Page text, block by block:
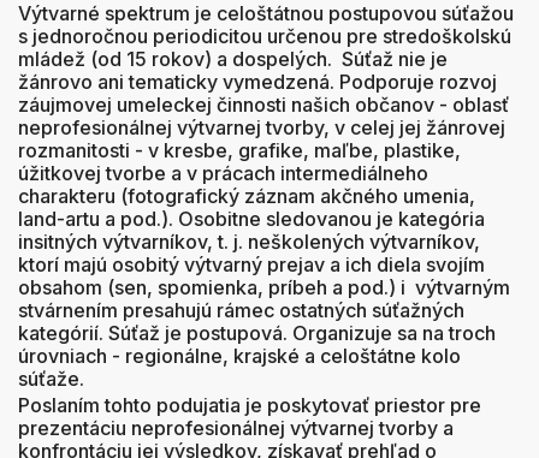
Výtvarné spektrum je celoštátnou postupovou súťažou
s jednoročnou periodicitou určenou pre stredoškolskú
mládež (od 15 rokov) a dospelých. Súťaž nie je
žánrovo ani tematicky vymedzená. Podporuje rozvoj
záujmovej umeleckej činnosti našich občanov - oblasť
neprofesionálnej výtvarnej tvorby, v celej jej žánrovej
rozmanitosti - v kresbe, grafike, maľbe, plastike,
úžitkovej tvorbe a v prácach intermediálneho
charakteru (fotografický záznam akčného umenia,
land-artu a pod.). Osobitne sledovanou je kategória
insitných výtvarníkov, t. j. neškolených výtvarníkov,
ktorí majú osobitý výtvarný prejav a ich diela svojím
obsahom (sen, spomienka, príbeh a pod.) i výtvarným
stvárnením presahujú rámec ostatných súťažných
kategórií. Súťaž je postupová. Organizuje sa na troch
úrovniach - regionálne, krajské a celoštátne kolo
súťaže.
Poslaním tohto podujatia je poskytovať priestor pre
prezentáciu neprofesionálnej výtvarnej tvorby a
konfrontáciu jej výsledkov, získavať prehľad o